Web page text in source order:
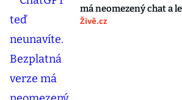
má neomezený chat a
Živě.cz